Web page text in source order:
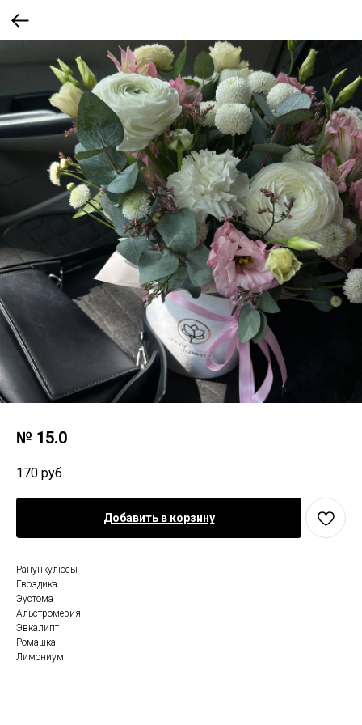
№ 15.0
170 руб.
Добавить в корзину
Ранункулюсы
Гвоздика
Эустома
Альстромерия
Эвкалипт
Ромашка
Лимониум